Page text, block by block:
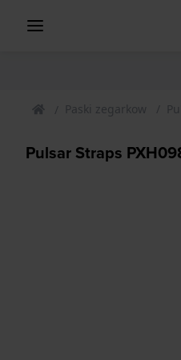
Paski zegarkow
Pulsar Straps